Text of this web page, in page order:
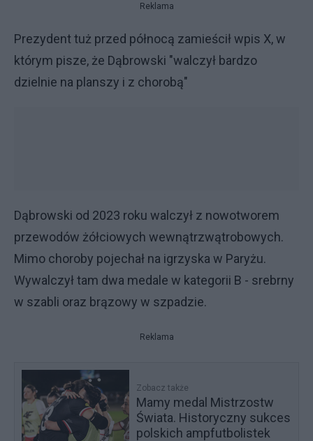
Reklama
Prezydent tuż przed północą zamieścił wpis X, w
którym pisze, że Dąbrowski "walczył bardzo
dzielnie na planszy i z chorobą"
Dąbrowski od 2023 roku walczył z nowotworem
przewodów żółciowych wewnątrzwątrobowych.
Mimo choroby pojechał na igrzyska w Paryżu.
Wywalczył tam dwa medale w kategorii B - srebrny
w szabli oraz brązowy w szpadzie.
Reklama
Zobacz także
Mamy medal Mistrzostw
Świata. Historyczny sukces
polskich ampfutbolistek